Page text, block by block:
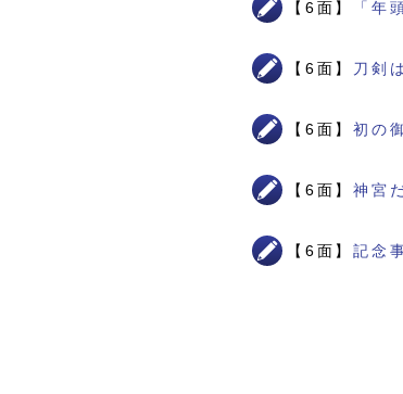
【6面】 「年
【6面】 刀剣
【6面】初の
【6面】神宮
【6面】記念